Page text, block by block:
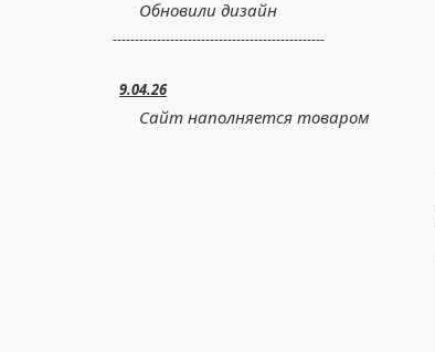
Обновили дизайн
------------------------------------------------
9.04.26
Сайт наполняется товаром